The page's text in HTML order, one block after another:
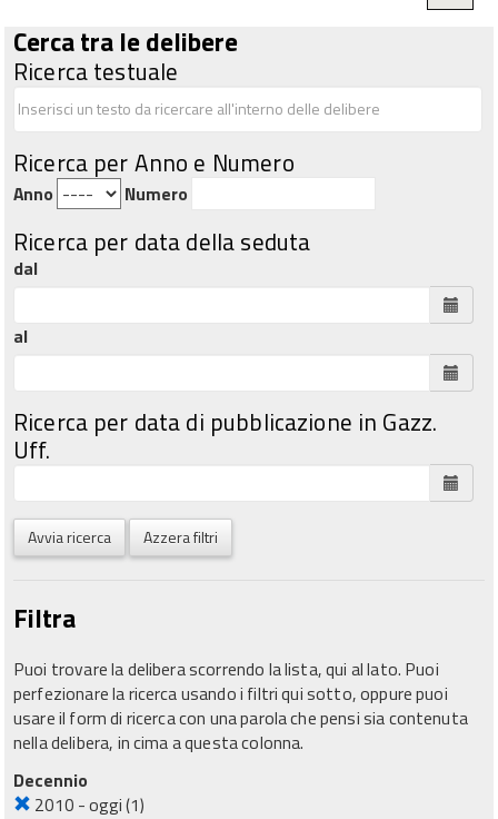
Cerca tra le delibere
Ricerca testuale
Ricerca per Anno e Numero
Anno Numero
Ricerca per data della seduta
dal
al
Ricerca per data di pubblicazione in Gazz.
Uff.
Avvia ricerca Azzera filtri
Filtra
Puoi trovare la delibera scorrendo la lista, qui al lato. Puoi
perfezionare la ricerca usando i filtri qui sotto, oppure puoi
usare il form di ricerca con una parola che pensi sia contenuta
nella delibera, in cima a questa colonna.
Decennio
2010 - oggi(1)